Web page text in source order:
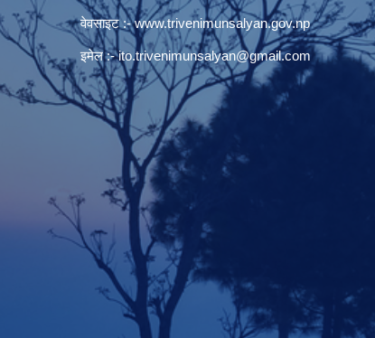
वेवसाइट :-www.trivenimunsalyan.gov.np
इमेल :-ito.trivenimunsalyan@gmail.com